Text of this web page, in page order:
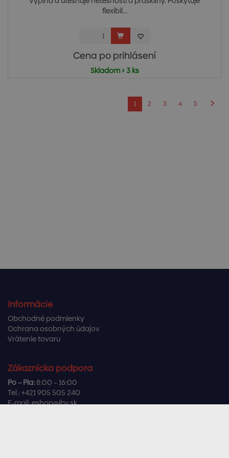
flexibil...
Cena po prihlásení
Skladom > 3 ks
1 2 3 4 5
Informácie
Obchodné podmienky
Ochrana osobných údajov
Vrátenie tovaru
Zákaznícka podpora
Po – Pia:8:00 – 16:00
Tel.: +421 905 505 240
E-mail:eshop@ibv.sk